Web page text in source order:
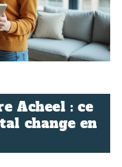
Acheel : ce
change en